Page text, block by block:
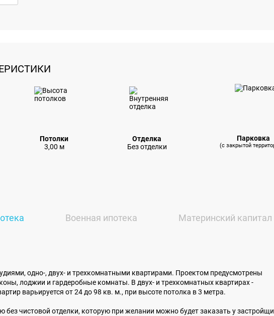
Потолки
3,00 м
Отделка
Без отделки
Парковка
(с закрытой
Военная ипотека Материнский капитал
одно-, двух- и трехкомнатными квартирами. Проектом предусмотрены
лоджии и гардеробные комнаты. В двух- и трехкомнатных квартирах -
варьируется от 24 до 98 кв. м., при высоте потолка в 3 метра.
без чистовой отделки, которую при желании можно будет заказать у